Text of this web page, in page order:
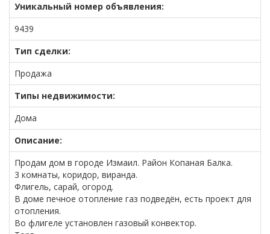
Уникальный номер объявления:
9439
Тип сделки:
Продажа
Типы недвижимости:
Дома
Описание:
Продам дом в городе Измаил. Район Копаная Балка.
3 комнаты, коридор, виранда.
Флигель, сарай, огород.
В доме печное отопление газ подведён, есть проект для
отопления.
Во флигеле установлен газовый конвектор.